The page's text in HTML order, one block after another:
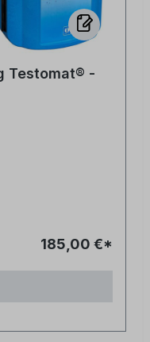
Testomat® -
185,00 €*